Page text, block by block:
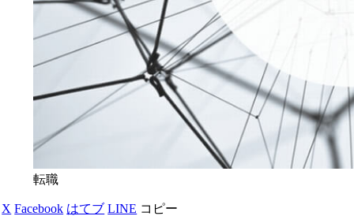
転職
X Facebook はてブ LINE コピー